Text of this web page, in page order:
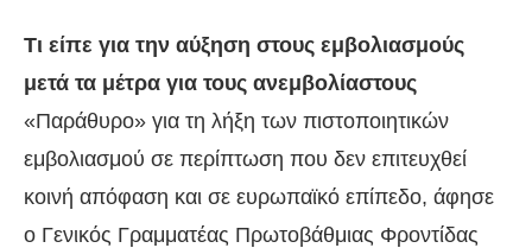
Τι είπε για την αύξηση στους εμβολιασμούς
μετά τα μέτρα για τους ανεμβολίαστους
«Παράθυρο» για τη λήξη των πιστοποιητικών
εμβολιασμού σε περίπτωση που δεν επιτευχθεί
κοινή απόφαση και σε ευρωπαϊκό επίπεδο, άφησε
ο Γενικός Γραμματέας Πρωτοβάθμιας Φροντίδας